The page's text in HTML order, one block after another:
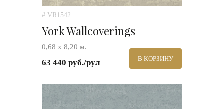
# VR1542
York Wallcoverings
0,68 х 8,20 м.
63 440 руб./рул В КОРЗИНУ